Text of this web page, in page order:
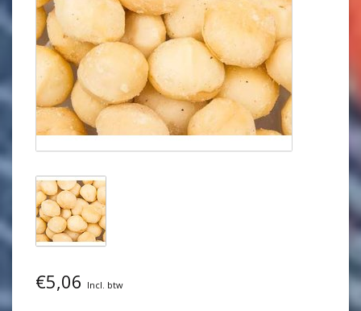
€5,06 Incl. btw